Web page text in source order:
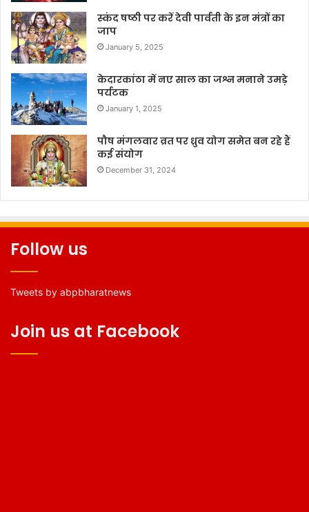
स्कंद षष्ठी पर करें देवी पार्वती के इन मंत्रों का
जाप
January 5, 2025
केदारकांठा में नए साल का जश्न मनाने उमड़े
पर्यटक
January 1, 2025
पौष मंगलवार व्रत पर ध्रुव योग समेत बन रहे हैं
कई संयोग
December 31, 2024
Follow us
Tweets by abpbharatnews
Join us at Facebook